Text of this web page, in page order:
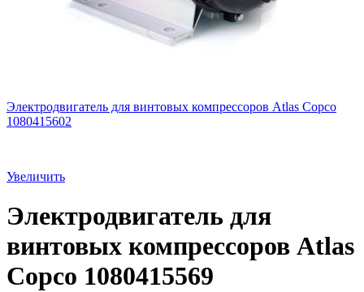
Электродвигатель для винтовых компрессоров Atlas Copco
1080415602
Увеличить
Электродвигатель для
винтовых компрессоров Atlas
Copco 1080415569